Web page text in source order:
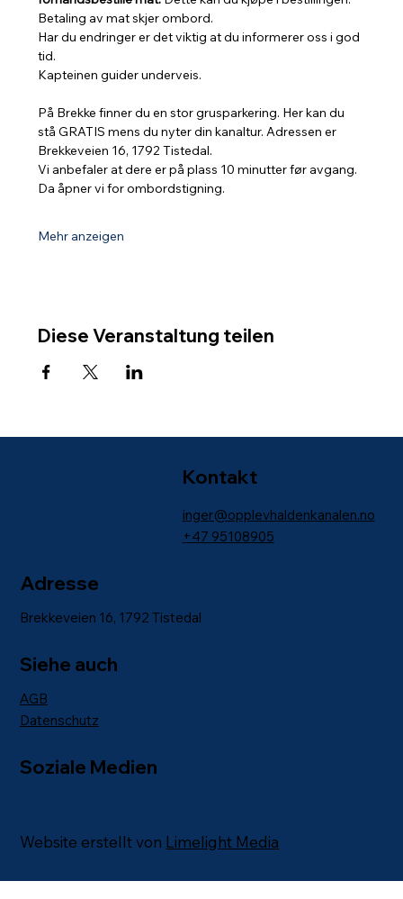
Betaling av mat skjer ombord.
Har du endringer er det viktig at du informerer oss i god
tid.
Kapteinen guider underveis.
På Brekke finner du en stor grusparkering. Her kan du
stå GRATIS mens du nyter din kanaltur. Adressen er
Brekkeveien 16, 1792 Tistedal.
Vi anbefaler at dere er på plass 10 minutter før avgang.
Da åpner vi for ombordstigning.
Mehr anzeigen
Diese Veranstaltung teilen
Kontakt
inger@opplevhaldenkanalen.no
+47 95108905
Adresse
Brekkeveien 16, 1792 Tistedal
Soziale Medien
Siehe auch
AGB
Datenschutz
Website erstellt von Limelight Media